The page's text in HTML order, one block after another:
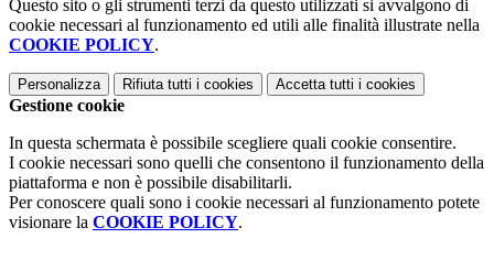
Questo sito o gli strumenti terzi da questo utilizzati si avvalgono di
cookie necessari al funzionamento ed utili alle finalità illustrate nella
COOKIE POLICY.
Personalizza Rifiuta tutti i cookies Accetta tutti i cookies
Gestione cookie
In questa schermata è possibile scegliere quali cookie consentire.
I cookie necessari sono quelli che consentono il funzionamento della
piattaforma e non è possibile disabilitarli.
Per conoscere quali sono i cookie necessari al funzionamento potete
visionare la COOKIE POLICY.